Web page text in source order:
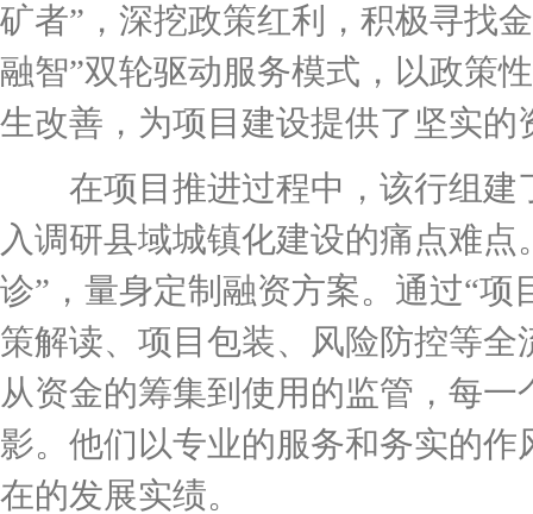
矿者”，深挖政策红利，积极寻找
融智”双轮驱动服务模式，以政策
生改善，为项目建设提供了坚实的
在项目推进过程中，该行组建
入调研县域城镇化建设的痛点难
诊”，量身定制融资方案。通过“项
策解读、项目包装、风险防控等
从资金的筹集到使用的监管，每
影。他们以专业的服务和务实的
在的发展实绩。